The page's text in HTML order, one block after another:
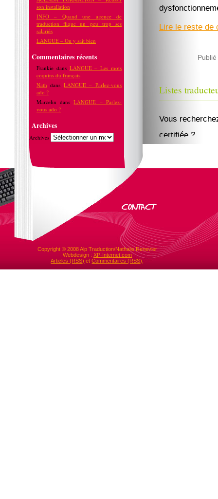
Lire le reste de
Listes
Vous
certifiée ?
Experts : pas
Indispensables
son installation
INFO – Quand une agence de
traduction flique un peu trop ses
salariés
LANGUE – On y sait bien
Commentaires récents
Frankie dans LANGUE – Les mots
coquins du français
Nath dans LANGUE – Parlez-vous
ado ?
Marcelin dansLANGUE – Parlez-
vous ado ?
Archives
Archives
Copyright © 2008 Alp Traduction/Nathalie Renevier
Webdesign : XP-Internet.com
Articles (RSS) etCommentaires (RSS)